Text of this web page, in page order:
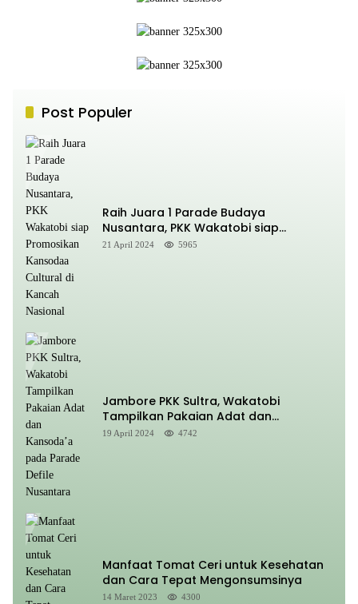
Post Populer
Raih Juara 1 Parade Budaya
Nusantara, PKK Wakatobi siap
Promosikan Kansodaa Cultural di
21 April 2024 5965
Jambore PKK Sultra, Wakatobi
Tampilkan Pakaian Adat dan
Kansoda’a pada Parade Defile
19 April 2024 4742
Manfaat Tomat Ceri untuk Kesehatan
dan Cara Tepat Mengonsumsinya
14 Maret 2023 4300